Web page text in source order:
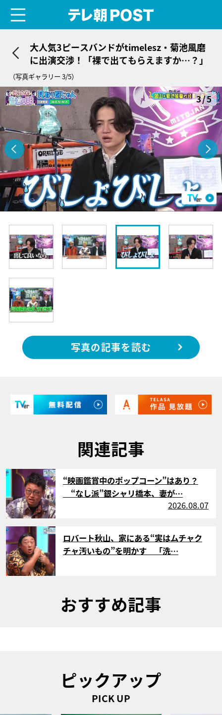
大人気3ピースバンドがtimelesz・菊池風磨
に出演交渉！「裸で出てもらえますか…？」
（写真ギャラリー 3/5）
3/5
写真の記事を読む
関連記事
サムネイル
“映画鑑賞中のポップコーン”はあり？
“なし派”銀シャリ橋本、妻が…
2026.08.07
サムネイル
ロバート秋山、家にある“実はムチャク
チャ汚いもの”を明かす 「洗…
おすすめ記事
ピックアップ
PICK UP